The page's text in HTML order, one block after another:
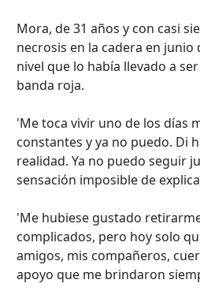
Mora, de 31 años y con casi
necrosis en la cadera en junio
nivel que lo había llevado a
banda roja.
'Me toca vivir uno de los días
constantes y ya no puedo. Di
realidad. Ya no puedo seguir
sensación imposible de
'Me hubiese gustado
complicados, pero hoy solo
amigos, mis compañeros,
apoyo que me brindaron